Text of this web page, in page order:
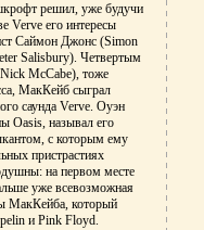
решил, уже будучи
Verve его интересы
Саймон Джонс (Simon
Salisbury). Четвертым
McCabe), тоже
МакКейб сыграл
саунда Verve. Оуэн
Oasis, называл его
с которым ему
пристрастиях
на первом месте
уже всевозможная
МакКейба, который
и Pink Floyd.